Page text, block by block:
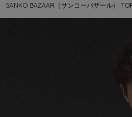
SANKO BAZAAR（サンコーバザール）